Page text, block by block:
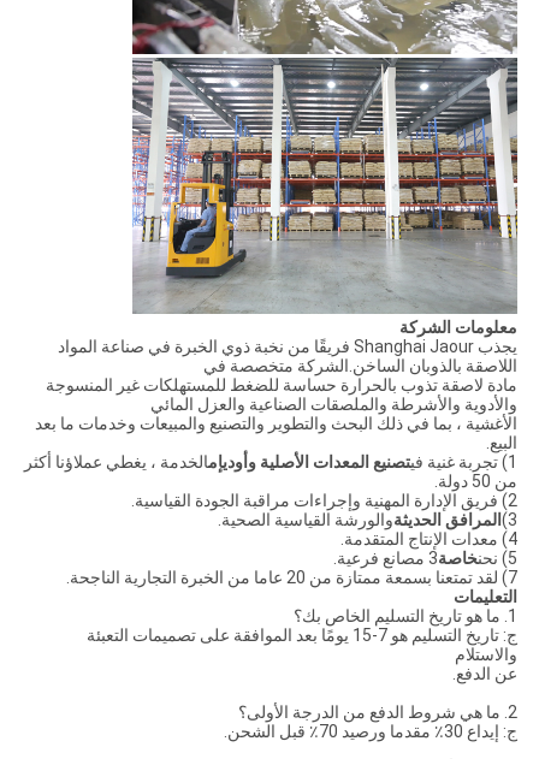
معلومات الشركة
يجذب Shanghai Jaour فريقًا من نخبة ذوي الخبرة في صناعة المواد
اللاصقة بالذوبان الساخن.الشركة متخصصة في
مادة لاصقة تذوب بالحرارة حساسة للضغط للمستهلكات غير المنسوجة
والأدوية والأشرطة والملصقات الصناعية والعزل المائي
الأغشية ، بما في ذلك البحث والتطوير والتصنيع والمبيعات وخدمات ما بعد
البيع.
1) تجربة غنية في
تصنيع المعدات الأصلية وأوديإمالخدمة ، يغطي عملاؤنا أكثر
من 50 دولة.
2) فريق الإدارة المهنية وإجراءات مراقبة الجودة القياسية.
3) المرافق الحديثةوالورشة القياسية الصحية.
4) معدات الإنتاج المتقدمة.
5) نحن
خاصة3 مصانع فرعية.
7) لقد تمتعنا بسمعة ممتازة من 20 عاما من الخبرة التجارية الناجحة.
التعليمات
1. ما هو تاريخ التسليم الخاص بك؟
ج: تاريخ التسليم هو 7-15 يومًا بعد الموافقة على تصميمات التعبئة
والاستلام
عن الدفع.
2. ما هي شروط الدفع من الدرجة الأولى؟
ج: إيداع 30٪ مقدما ورصيد 70٪ قبل الشحن.